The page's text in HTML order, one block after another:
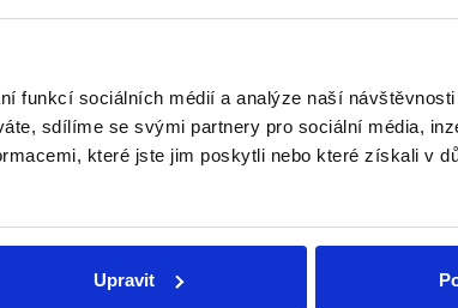
funkcí sociálních médií a analýze naší
sdílíme se svými partnery pro sociální média,
které jste jim poskytli nebo které získali v
Upravit
Europoslanec za SPD se v Interview
tomuto resortu. Přestože...
Číst dál